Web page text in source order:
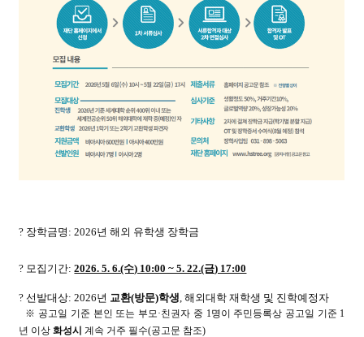
? 장학금명: 2026년 해외 유학생 장학금
? 모집기간:2026. 5. 6.(수) 10:00 ~ 5. 22.(금) 17:00
? 선발대상: 2026년 교환(방문)학생 , 해외대학 재학생 및 진학예정자
※ 공고일 기준 본인 또는 부모·친권자 중 1명이 주민등록상 공고일 기준 1
년 이상화성시 계속 거주 필수(공고문 참조)